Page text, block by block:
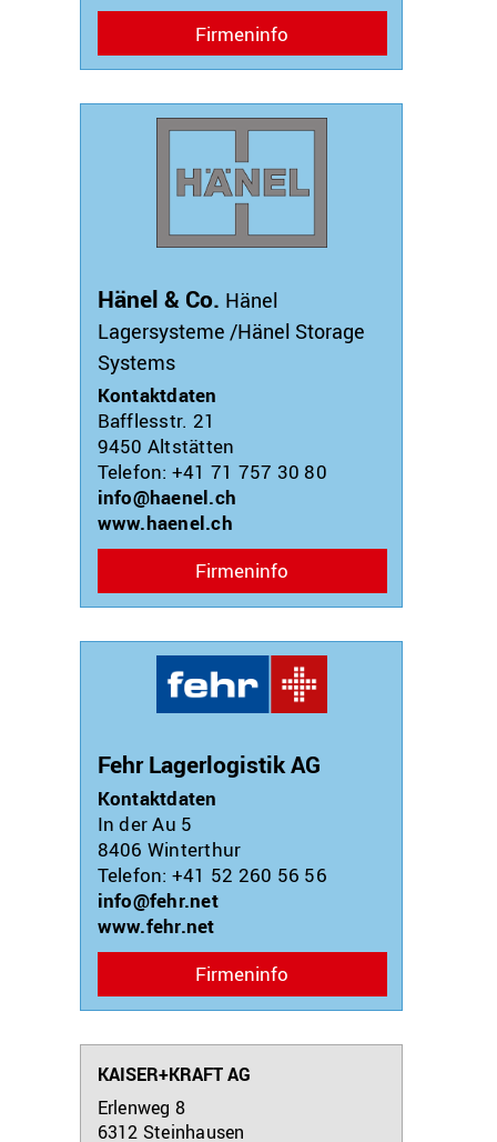
Firmeninfo
Firmeninfo
Hänel & Co. Hänel
Lagersysteme /Hänel Storage
Systems
Kontaktdaten
Bafflesstr. 21
9450 Altstätten
Telefon: +41 71 757 30 80
info@haenel.ch
www.haenel.ch
Firmeninfo
Fehr Lagerlogistik AG
Kontaktdaten
In der Au 5
8406 Winterthur
Telefon: +41 52 260 56 56
info@fehr.net
www.fehr.net
KAISER+KRAFT AG
Erlenweg 8
6312 Steinhausen